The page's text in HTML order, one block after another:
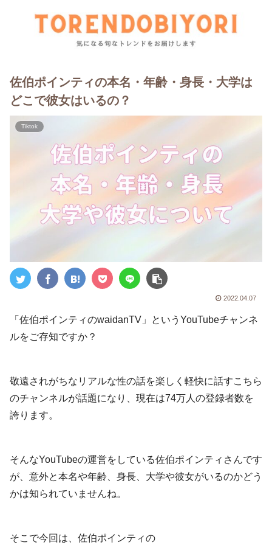
佐伯ポインティの本名・年齢・身長・大学は
どこで彼女はいるの？
Tiktok
2022.04.07
「佐伯ポインティのwaidanTV」というYouTubeチャンネ
ルをご存知ですか？
敬遠されがちなリアルな性の話を楽しく軽快に話すこちら
のチャンネルが話題になり、現在は74万人の登録者数を
誇ります。
そんなYouTubeの運営をしている佐伯ポインティさんです
が、意外と本名や年齢、身長、大学や彼女がいるのかどう
かは知られていませんね。
そこで今回は、佐伯ポインティの